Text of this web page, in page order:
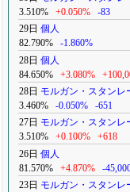
3.510%
+0.050% -83
29日 個人
82.790%
-1.860%
28日 個人
84.650%
+3.080%
28日 モルガン・スタンレ
3.460%
-0.050% -651
27日 モルガン・スタンレ
3.510%
+0.100% +618
26日 個人
81.570%
+4.870% -
23日 モルガン・スタンレ